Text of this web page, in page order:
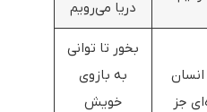
دریا می‌رویم
انسان
جز
بخور تا توانی
به بازوی
خویش